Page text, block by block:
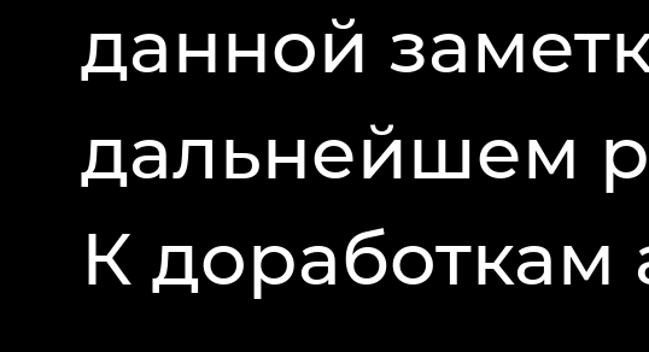
данной
дальнейшем
К